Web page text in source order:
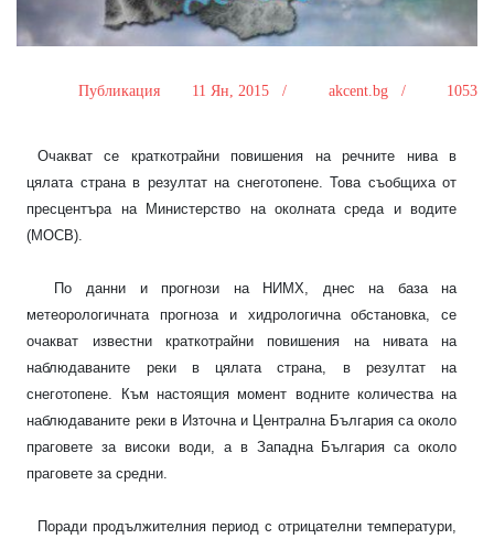
Публикация 11 Ян, 2015 / akcent.bg / 1053
Очакват се краткотрайни повишения на речните нива в
цялата страна в резултат на снеготопене. Това съобщиха от
пресцентъра на Министерство на околната среда и водите
(МОСВ).
По данни и прогнози на НИМХ, днес на база на
метеорологичната прогноза и хидрологична обстановка, се
очакват известни краткотрайни повишения на нивата на
наблюдаваните реки в цялата страна, в резултат на
снеготопене. Към настоящия момент водните количества на
наблюдаваните реки в Източна и Централна България са около
праговете за високи води, а в Западна България са около
праговете за средни.
Поради продължителния период с отрицателни температури,